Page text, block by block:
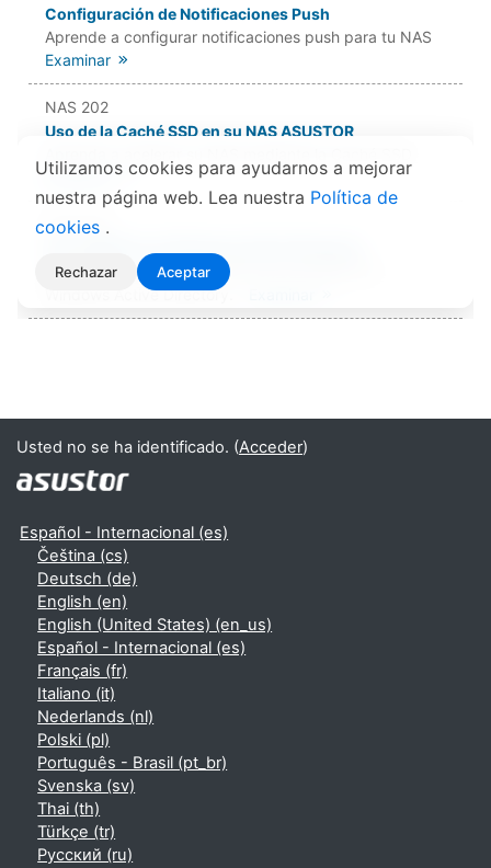
Usted no se ha identificado. (Acceder)
Español - Internacional ‎(es)‎
Čeština ‎(cs)‎
Deutsch ‎(de)‎
English ‎(en)‎
English (United States) ‎(en_us)‎
Español - Internacional ‎(es)‎
Français ‎(fr)‎
Italiano ‎(it)‎
Nederlands ‎(nl)‎
Polski ‎(pl)‎
Português - Brasil ‎(pt_br)‎
Svenska ‎(sv)‎
Thai ‎(th)‎
Türkçe ‎(tr)‎
Русский ‎(ru)‎